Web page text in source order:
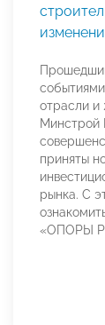
отрасли и
Минстрой
приняты
рынка. С
«ОПОРЫ